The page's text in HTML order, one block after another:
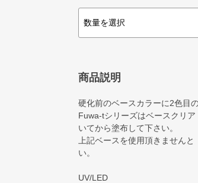
商品説明
硬化前のベースカラーに2色目
Fuwa-tシリーズはベースクリ
いてから塗布して下さい。
上記ベースを使用頂きません
い。
UV/LED